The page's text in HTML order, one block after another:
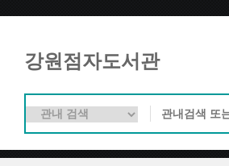
강원점자도서관